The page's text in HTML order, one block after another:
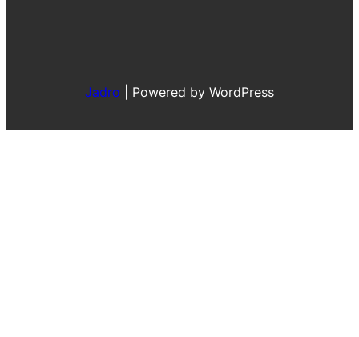
Jadro Powered by WordPress